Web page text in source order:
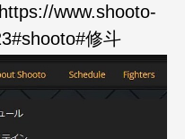
www.shooto-
修斗